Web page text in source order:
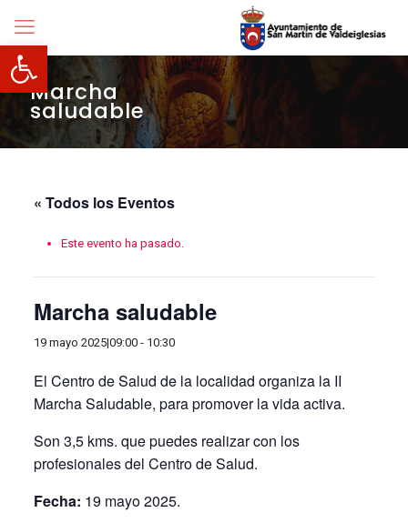
Abrir barra de herramientas
Marcha
saludable
« Todos los Eventos
Este evento ha pasado.
Marcha saludable
19 mayo 2025|09:00- 10:30
El Centro de Salud de la localidad organiza la II
Marcha Saludable, para promover la vida activa.
Son 3,5 kms. que puedes realizar con los
profesionales del Centro de Salud.
Fecha: 19 mayo 2025.